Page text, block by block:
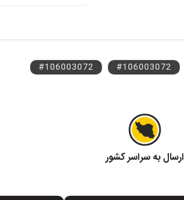
#106003072
#106003072
ارسال به سراسر کشور